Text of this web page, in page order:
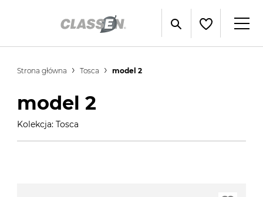
Strona główna Tosca model 2
model 2
Kolekcja: Tosca